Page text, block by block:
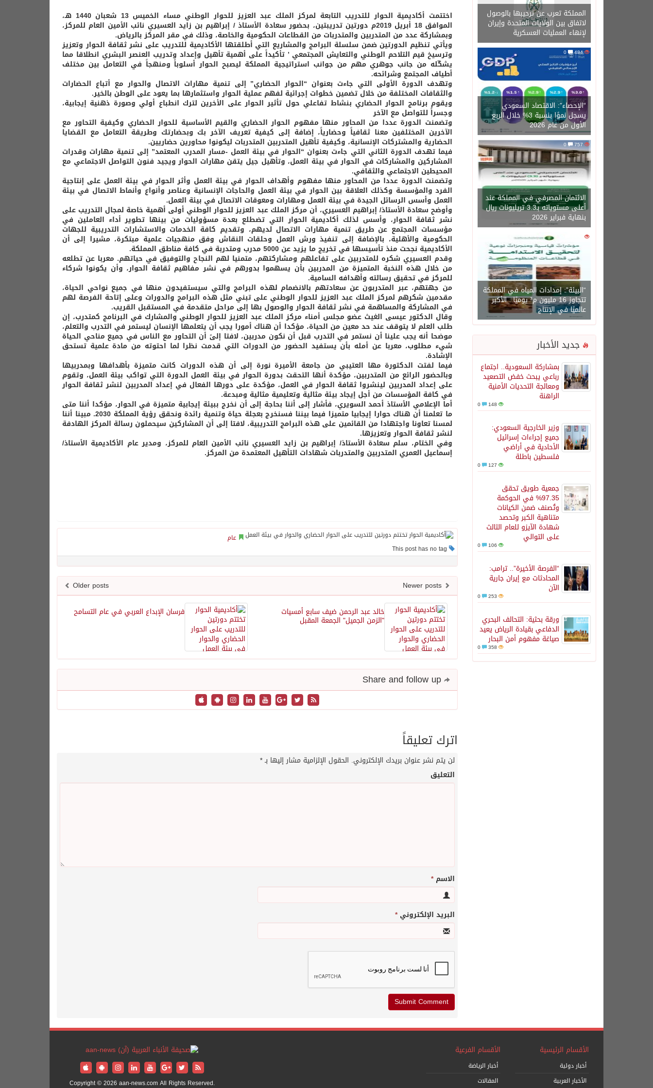
المملكة تعرب عن ترحيبها بالوصول
لاتفاق بين الولايات المتحدة وإيران
لإنهاء العمليات العسكرية
484
“الإحصاء”: الاقتصاد السعودي
يسجل نموًا بنسبة 3% خلال الربع
الأول من عام 2026
757
0
الائتمان المصرفي في المملكة عند
أعلى مستوياته بـ3.3 تريليونات ريال
بنهاية فبراير 2026
1450
“البيئة”: إمدادات المياه في المملكة
تتجاوز 16 مليون م³ يوميًا.. الأكبر
عالميًا في الإنتاج
جديد الأخبار
بمشاركة السعودية.. اجتماع
رباعي يبحث خفض التصعيد
ومعالجة التحديات الأمنية
الراهنة
148
وزير الخارجية السعودي:
جميع إجراءات إسرائيل
الأحادية في أراضي
فلسطين باطلة
127
جمعية طويق تحقق
97.35% في الحوكمة
وتُصنف ضمن الكيانات
متناهية الكبر وتحصد
شهادة الآيزو للعام الثالث
على التوالي
106
“الفرصة الأخيرة”.. ترامب:
المحادثات مع إيران جارية
الآن
253
ورقة بحثية: التحالف البحري
الدفاعي بقيادة الرياض يعيد
صياغة مفهوم أمن البحار
358
اختتمت أكاديمية الحوار للتدريب التابعة لمركز الملك عبد العزيز للحوار الوطني مساء الخميس 13 شعبان 1440 هـ،
الموافق 18 أبريل 2019م دورتين تدريبتين، بحضور سعادة الأستاذ / إبراهيم بن زايد العسيري نائب الأمين العام للمركز،
وبمشاركة عدد من المتدربين والمتدربات من القطاعات الحكومية والخاصة، وذلك في مقر المركز بالرياض.
ويأتي تنظيم الدورتين ضمن سلسلة البرامج والمشاريع التي أطلقتها الأكاديمية للتدريب على نشر ثقافة الحوار وتعزيز
وترسيخ قيم التلاحم الوطني والتعايش المجتمعي ’ تأكيداً على أهمية تأهيل وإعداد وتدريب العنصر البشري انطلاقا مما
يشكّله من جانب جوهري مهم من جوانب استراتيجية المملكة ليصبح الحوار أسلوباً ومنهجاً في التعامل بين مختلف
أطياف المجتمع وشرائحه.
وتهدف الدورة الأولى التي جاءت بعنوان “الحوار الحضاري” إلى تنمية مهارات الاتصال والحوار مع أتباع الحضارات
والثقافات المختلفة من خلال تضمين خطوات إجرائية لفهم عملية الحوار واستثمارها بما يعود على الوطن بالخير.
ويقوم برنامج الحوار الحضاري بنشاط تفاعلي حول تأثير الحوار على الأخرين لترك انطباع أولي وصورة ذهنية إيجابية،
وجسراً للتواصل مع الآخر
وتضمنت الدورة عددا من المحاور منها مفهوم الحوار الحضاري والقيم الأساسية للحوار الحضاري وكيفية التحاور مع
الآخرين المختلفين معنا ثقافياً وحضارياً، إضافة إلى كيفية تعريف الآخر بك وبحضارتك وطريقة التعامل مع القضايا
الحضارية والمشتركات الإنسانية، وكيفية تأهيل المتدربين المتدربات ليكونوا محاورين حضاريين.
فيما تهدف الدورة الثاني التي جاءت بعنوان “الحوار في بيئة العمل -مسار المدرب المعتمد” إلى تنمية مهارات وقدرات
المشاركين والمشاركات في الحوار في بيئة العمل، وتأهيل جيل يتقن مهارات الحوار ويجيد فنون التواصل الاجتماعي مع
المحيطين الاجتماعي والثقافي.
وتضمنت الدورة عددا من المحاور منها مفهوم وأهداف الحوار في بيئة العمل وأثر الحوار في بيئة العمل على إنتاجية
الفرد والمؤسسة وكذلك العلاقة بين الحوار في بيئة العمل والحاجات الإنسانية وعناصر وأنواع وأنماط الاتصال في بيئة
العمل وأسس الرسائل الجيدة في بيئة العمل ومهارات ومعوقات الاتصال في بيئة العمل.
وأوضح سعادة الأستاذ/ إبراهيم العسيري، أن مركز الملك عبد العزيز للحوار الوطني أولى أهمية خاصة لمجال التدريب على
نشر ثقافة الحوار، وأسس لذلك أكاديمية الحوار التي تضطلع بعدة مسؤوليات من بينها تطوير أداء العاملين في
مؤسسات المجتمع عن طريق تنمية مهارات الاتصال لديهم، وتقديم كافة الخدمات والاستشارات التدريبية للجهات
الحكومية والأهلية، بالإضافة إلى تنفيذ ورش العمل وحلقات النقاش وفق منهجيات علمية مبتكرة، مشيرا إلى أن
الأكاديمية نجحت منذ تأسيسها في تخريج ما يزيد عن 5000 مدرب ومتدربة في كافة مناطق المملكة.
وقدم العسيري شكره للمتدربين على تفاعلهم ومشاركتهم، متمنيا لهم النجاح والتوفيق في حياتهم. معربا عن تطلعه
من خلال هذه النخبة المتميزة من المدربين بأن يسهموا بدورهم في نشر مفاهيم ثقافة الحوار، وأن يكونوا شركاء
للمركز في تحقيق رسالته وأهدافه السامية.
من جهتهم، عبر المتدربون عن سعادتهم بالانضمام لهذه البرامج والتي سيستفيدون منها في جميع نواحي الحياة،
مقدمين شكرهم لمركز الملك عبد العزيز للحوار الوطني على تبني مثل هذه البرامج والدورات وعلى إتاحة الفرصة لهم
في المشاركة والمساهمة في نشر ثقافة الحوار والوصول بها إلى مراحل متقدمة في المستقبل القريب.
وقال الدكتور عيسى الغيث عضو مجلس أمناء مركز الملك عبد العزيز للحوار الوطني والمشارك في البرنامج كمتدرب، إن
طلب العلم لا يتوقف عند حد معين من الحياة، مؤكدا أن هناك أمورا يجب أن يتعلمها الإنسان ليستمر في التدرب والتعلم،
موضحا أنه يجب علينا أن نستمر في التدرب قبل أن نكون مدربين، لافتا إلىً أن التحاور مع الناس في جميع مناحي الحياة
شيء مطلوب، معربا عن أمله بأن يستفيد الحضور من الدورات التي قدمت نظرا لما احتوته من مادة علمية تستحق
الإشادة.
فيما لفتت الدكتورة مها العتيبي من جامعة الأميرة نورة إلى أن هذه الدورات كانت متميزة بأهدافها وبمدربيها
وبالحضور الرائع من المتدربين، مؤكدة أنها التحقت بدورة الحوار في بيئة العمل الدورة التي تواكب بيئة العمل، وتقوم
على إعداد المدربين لينشروا ثقافة الحوار في العمل، مؤكدة على دورها الفعال في إعداد المدربين لنشر ثقافة الحوار
في كافة المؤسسات من أجل إيجاد بيئة مثالية وتعليمية مثالية ومبدعة.
أما الإعلامي الأستاذ أحمد السويري، فأشار إلى أننا بحاجة إلى أن نخرج ببيئة إيجابية متميزة في الحوار، مؤكدا أننا متى
ما تعلمنا أن هناك حوارا إيجابيا متميزا فيما بيننا فسنخرج بعجلة حياة وتنمية رائدة ونحقق رؤية المملكة 2030. مبينا أننا
لمسنا تعاونا واجتهادا من القائمين على هذه البرامج التدريبية، لافتا إلى أن المشاركين سيحملون رسالة المركز الهادفة
لنشر ثقافة الحوار وتعزيزها.
وفي الختام، سلم سعادة الأستاذ/ إبراهيم بن زايد العسيري نائب الأمين العام للمركز، ومدير عام الأكاديمية الأستاذ/
إسماعيل العمري المتدربين والمتدربات شهادات التأهيل المعتمدة من المركز.
عام
Older posts
فرسان الإبداع العربي في عام التسامح
خالد عبد الرحمن ضيف سابع أمسيات
"الزمن الجميل" الجمعة المقبل
اترك تعليقاً
لن يتم نشر عنوان بريدك الإلكتروني. الحقول الإلزامية مشار إليها بـ*
التعليق
الاسم*
البريد الإلكتروني*
الأقسام الرئيسية
أخبار دولية
الأخبار العربية
الأقسام الفرعية
أخبار الرياضة
المقالات
Copyright © 2026 aan-news.com All Rights Reserved.